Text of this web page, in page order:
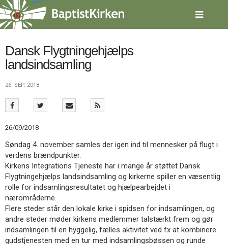
Spring
menu
over
gå
indholdVend
forsiden
Forside
3.0:
Kalender
4.0:
Inspiration
5.0:
Værktøjskassen
6.0:
Mission
7.0:
Om
BaptistKirken
8.0:
Kontakt
9.0:
Forside
10.0:
Nyheder
11.0:
Kalender
Dansk Flygtningehjælps
landsindsamling
26. SEP. 2018
26/09/2018
Søndag 4. november samles der igen ind til mennesker på flugt i
verdens brændpunkter.
Kirkens Integrations Tjeneste har i mange år støttet Dansk
Flygtningehjælps landsindsamling og kirkerne spiller en væsentlig
rolle for indsamlingsresultatet og hjælpearbejdet i
nærområderne.
Flere steder står den lokale kirke i spidsen for indsamlingen, og
andre steder møder kirkens medlemmer talstærkt frem og gør
indsamlingen til en hyggelig, fælles aktivitet ved fx at kombinere
gudstjenesten med en tur med indsamlingsbøssen og runde